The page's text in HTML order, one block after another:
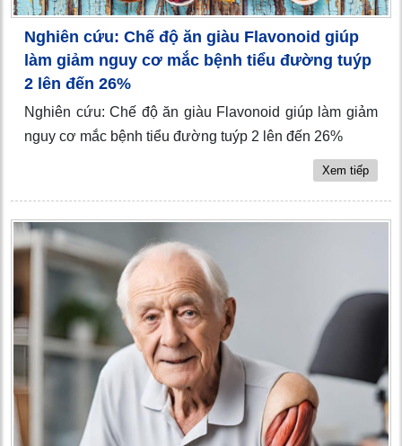
Nghiên cứu: Chế độ ăn giàu Flavonoid giúp
làm giảm nguy cơ mắc bệnh tiểu đường tuýp
2 lên đến 26%
Nghiên cứu: Chế độ ăn giàu Flavonoid giúp làm giảm
nguy cơ mắc bệnh tiểu đường tuýp 2 lên đến 26%
Xem tiếp